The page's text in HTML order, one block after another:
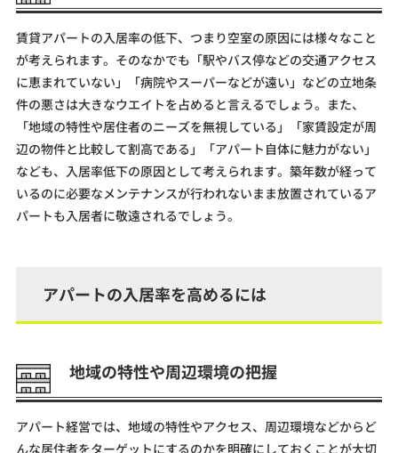
賃貸アパートの入居率の低下、つまり空室の原因には様々なこと
が考えられます。そのなかでも「駅やバス停などの交通アクセス
に恵まれていない」「病院やスーパーなどが遠い」などの立地条
件の悪さは大きなウエイトを占めると言えるでしょう。また、
「地域の特性や居住者のニーズを無視している」「家賃設定が周
辺の物件と比較して割高である」「アパート自体に魅力がない」
なども、入居率低下の原因として考えられます。築年数が経って
いるのに必要なメンテナンスが行われないまま放置されているア
パートも入居者に敬遠されるでしょう。
アパートの入居率を高めるには
地域の特性や周辺環境の把握
アパート経営では、地域の特性やアクセス、周辺環境などからど
んな居住者をターゲットにするのかを明確にしておくことが大切